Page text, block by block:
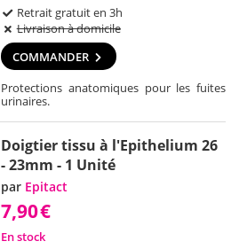
Retrait gratuit en 3h
Livraison à domicile
COMMANDER
Protections anatomiques pour les fuites
urinaires.
Doigtier tissu à l'Epithelium 26
- 23mm - 1 Unité
par Epitact
7,90€
En stock